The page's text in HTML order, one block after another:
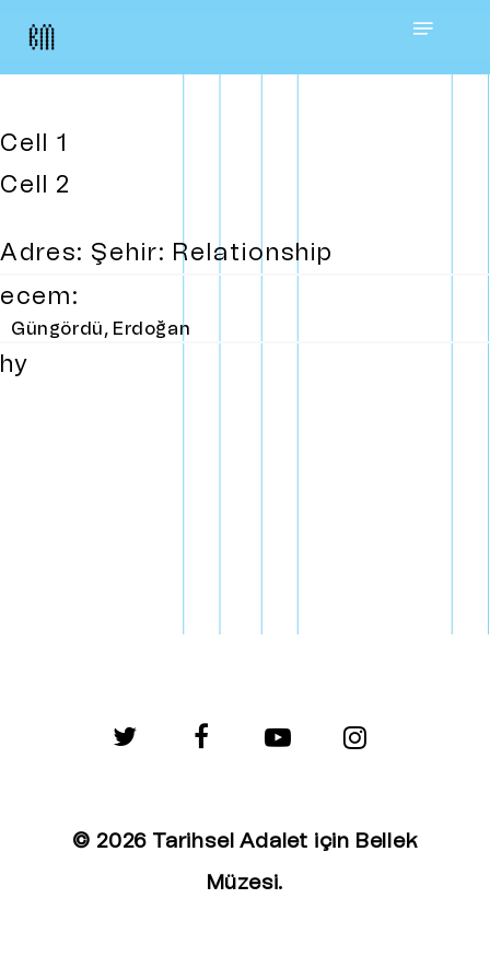
Skip
content
Menu
Cell 1
Cell 2
Adres: Şehir: Relationship
ecem:
Güngördü, Erdoğan
hy
facebook
© 2026 Tarihsel Adalet için Bellek
Müzesi.